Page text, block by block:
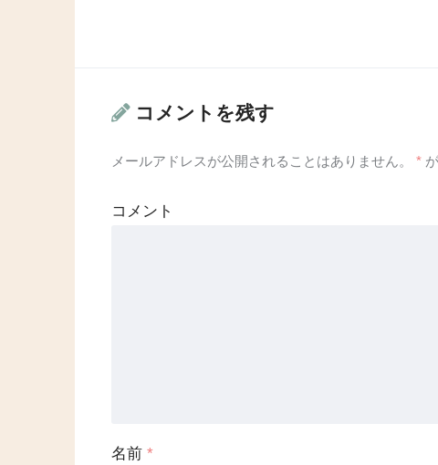
コメントを残す
メールアドレスが公開されることはありません。 *
コメント
名前 *